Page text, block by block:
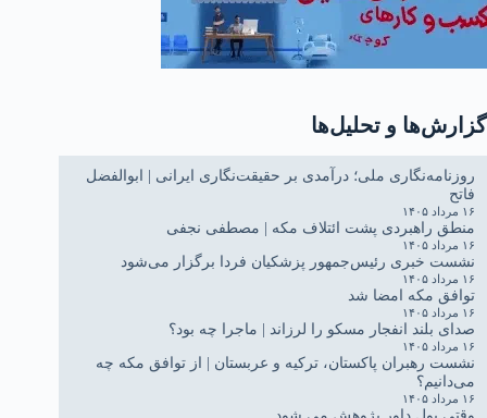
گزارش‌ها و تحلیل‌ها
روزنامه‌نگاری ملی؛ درآمدی بر حقیقت‌نگاری ایرانی | ابوالفضل
فاتح
۱۶ مرداد ۱۴۰۵
منطق راهبردی پشت ائتلاف مکه | مصطفی نجفی
۱۶ مرداد ۱۴۰۵
نشست خبری رئیس‌جمهور پزشکیان فردا برگزار می‌شود
۱۶ مرداد ۱۴۰۵
توافق مکه امضا شد
۱۶ مرداد ۱۴۰۵
صدای بلند انفجار مسکو را لرزاند | ماجرا چه بود؟
۱۶ مرداد ۱۴۰۵
نشست رهبران پاکستان، ترکیه و عربستان | از توافق مکه چه
می‌دانیم؟
۱۶ مرداد ۱۴۰۵